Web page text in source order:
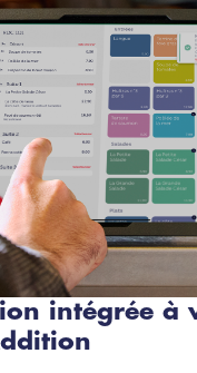
intégrée à